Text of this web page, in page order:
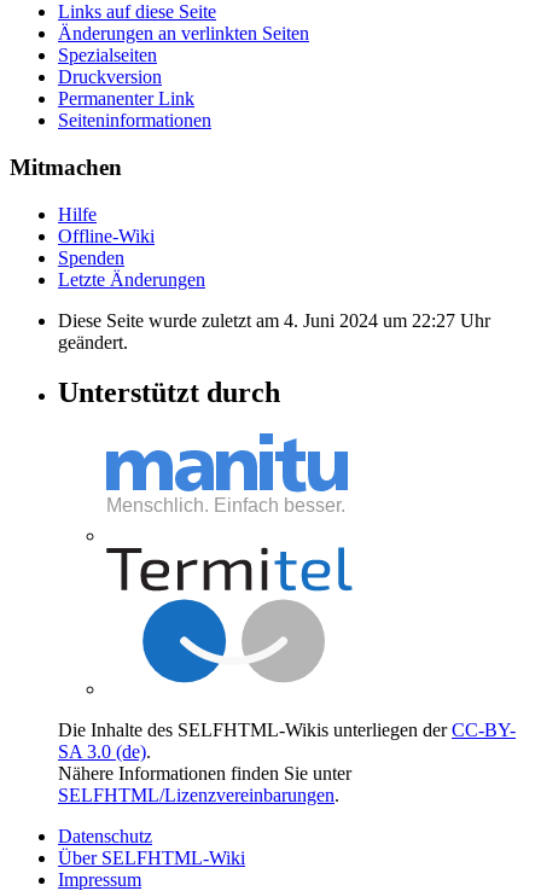
Links auf diese Seite
Änderungen an verlinkten Seiten
Spezialseiten
Druckversion
Permanenter Link
Seiten­informationen
Mitmachen
Hilfe
Offline-Wiki
Spenden
Letzte Änderungen
Diese Seite wurde zuletzt am 4. Juni 2024 um 22:27 Uhr
geändert.
Unterstützt durch
Die Inhalte des SELFHTML-Wikis unterliegen derCC-BY-
SA 3.0 (de).
Nähere Informationen finden Sie unter
SELFHTML/Lizenzvereinbarungen.
Datenschutz
Über SELFHTML-Wiki
Impressum